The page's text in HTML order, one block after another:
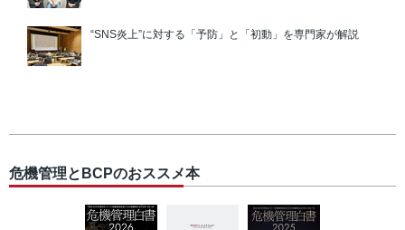
“SNS炎上”に対する「予防」と「初動」を専門家が解説
危機管理とBCPのおススメ本